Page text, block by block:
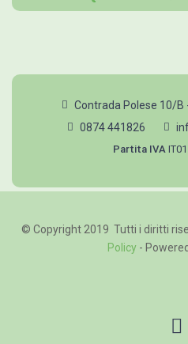
Contrada Polese 10/B
0874 441826
Partita IVA
© Copyright 2019 Tutti i diritti
Policy -